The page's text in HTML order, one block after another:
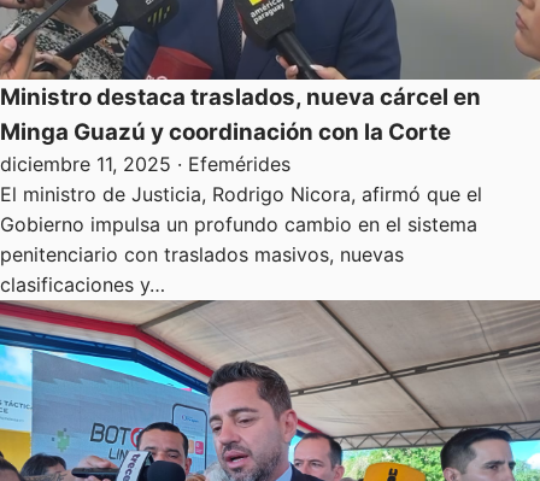
Ministro destaca traslados, nueva cárcel en
Minga Guazú y coordinación con la Corte
diciembre 11, 2025 · Efemérides
El ministro de Justicia, Rodrigo Nicora, afirmó que el
Gobierno impulsa un profundo cambio en el sistema
penitenciario con traslados masivos, nuevas
clasificaciones y…